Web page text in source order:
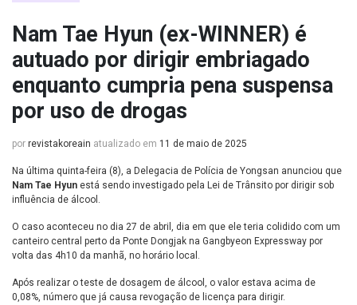
Nam Tae Hyun (ex-WINNER) é
autuado por dirigir embriagado
enquanto cumpria pena suspensa
por uso de drogas
por revistakoreain atualizado em 11 de maio de 2025
Na última quinta-feira (8), a Delegacia de Polícia de Yongsan anunciou que
Nam Tae Hyun está sendo investigado pela Lei de Trânsito por dirigir sob
influência de álcool.
O caso aconteceu no dia 27 de abril, dia em que ele teria colidido com um
canteiro central perto da Ponte Dongjak na Gangbyeon Expressway por
volta das 4h10 da manhã, no horário local.
Após realizar o teste de dosagem de álcool, o valor estava acima de
0,08%, número que já causa revogação de licença para dirigir.